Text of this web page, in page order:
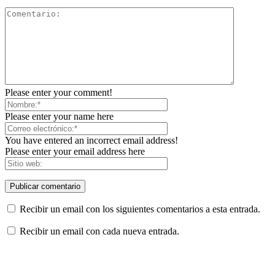
Please enter your comment!
Please enter your name here
You have entered an incorrect email address!
Please enter your email address here
Recibir un email con los siguientes comentarios a esta entrada.
Recibir un email con cada nueva entrada.